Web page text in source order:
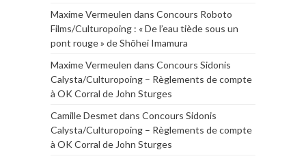
Maxime Vermeulen dans Concours Roboto
Films/Culturopoing : « De l’eau tiède sous un
pont rouge » de Shōhei Imamura
Maxime Vermeulen dans Concours Sidonis
Calysta/Culturopoing – Règlements de compte
à OK Corral de John Sturges
Camille Desmet dans Concours Sidonis
Calysta/Culturopoing – Règlements de compte
à OK Corral de John Sturges